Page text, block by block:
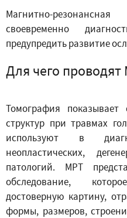
Магнитно-
своевременно
предупредить развитие
Для чего
Томография
структур при травмах
используют в
неопластических,
патологий. МРТ
обследование,
достоверную картину,
формы, размеров,